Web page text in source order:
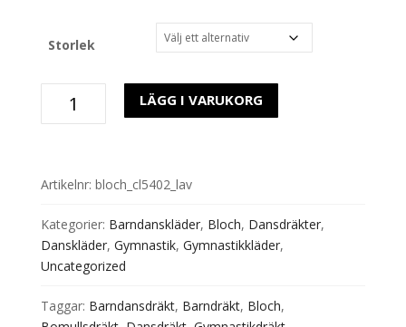
Storlek
Lavendel
mängd
LÄGG I VARUKORG
Artikelnr: bloch_cl5402_lav
Kategorier: Barndanskläder, Bloch, Dansdräkter,
Danskläder, Gymnastik, Gymnastikkläder,
Uncategorized
Taggar: Barndansdräkt, Barndräkt, Bloch,